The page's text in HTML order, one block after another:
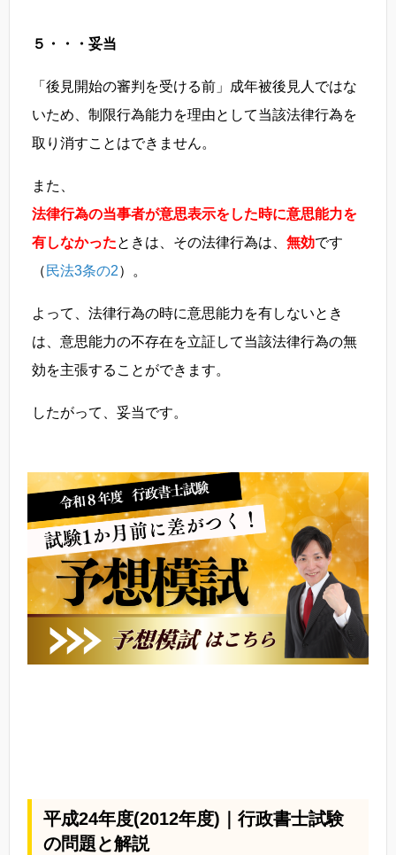
５・・・妥当
「後見開始の審判を受ける前」成年被後見人ではな
いため、制限行為能力を理由として当該法律行為を
取り消すことはできません。
また、
法律行為の当事者が意思表示をした時に意思能力を
有しなかったときは、その法律行為は、 無効です
（ 民法3条の2）。
よって、法律行為の時に意思能力を有しないとき
は、意思能力の不存在を立証して当該法律行為の無
効を主張することができます。
したがって、妥当です。
平成24年度(2012年度)｜行政書士試験
の問題と解説